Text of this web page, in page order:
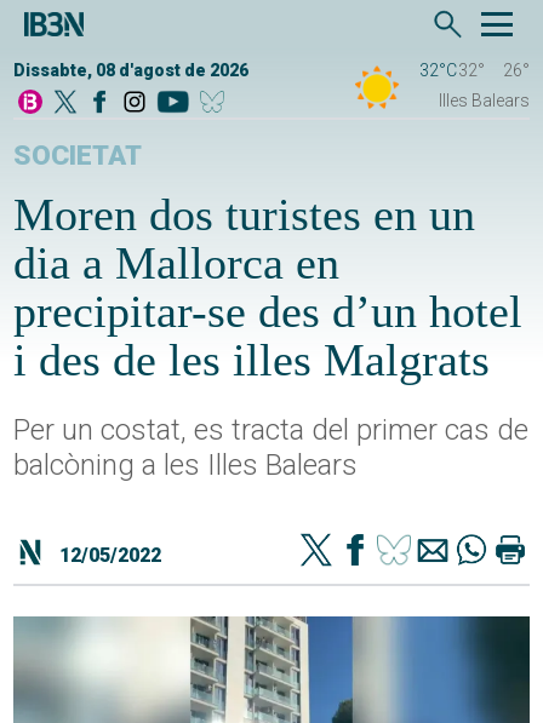
Dissabte, 08 d'agost de 2026 32°C32°
26°
Illes Balears
SOCIETAT
Moren dos turistes en un
dia a Mallorca en
precipitar-se des d’un hotel
i des de les illes Malgrats
Per un costat, es tracta del primer cas de
balcòning a les Illes Balears
12/05/2022